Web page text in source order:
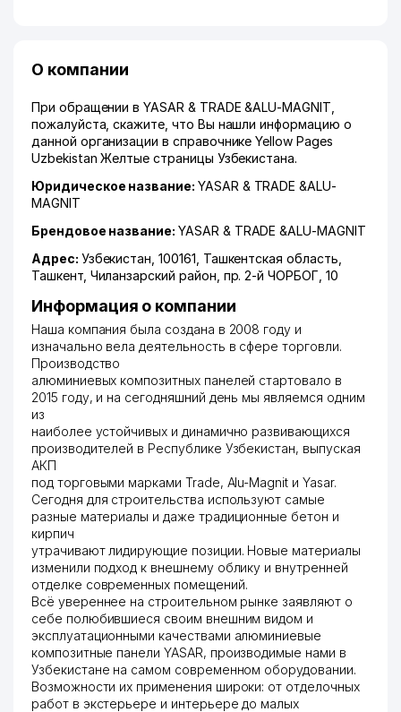
О компании
При обращении в YASAR & TRADE &ALU-MAGNIT,
пожалуйста, скажите, что Вы нашли информацию о
данной организации в справочнике Yellow Pages
Uzbekistan Желтые страницы Узбекистана.
Юридическое название: YASAR & TRADE &ALU-
MAGNIT
Брендовое название: YASAR & TRADE &ALU-MAGNIT
Адрес: Узбекистан, 100161, Ташкентская область
Ташкент, Чиланзарский район пр. 2-й ЧОРБОГ , 10
Информация о компании
Наша компания была создана в 2008 году и
изначально вела деятельность в сфере торговли.
Производство
алюминиевых композитных панелей стартовало в
2015 году, и на сегодняшний день мы являемся одним
из
наиболее устойчивых и динамично развивающихся
производителей в Республике Узбекистан, выпуская
АКП
под торговыми марками Trade, Alu-Magnit и Yasar.
Сегодня для строительства используют самые
разные материалы и даже традиционные бетон и
кирпич
утрачивают лидирующие позиции. Новые материалы
изменили подход к внешнему облику и внутренней
отделке современных помещений.
Всё увереннее на строительном рынке заявляют о
себе полюбившиеся своим внешним видом и
эксплуатационными качествами алюминиевые
композитные панели YASAR, производимые нами в
Узбекистане на самом современном оборудовании.
Возможности их применения широки: от отделочных
работ в экстерьере и интерьере до малых